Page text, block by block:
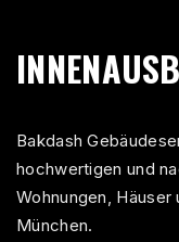
Bakdash
hochwertigen und
Wohnungen,
München.